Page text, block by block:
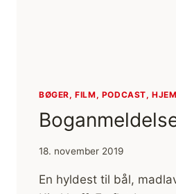
BØGER, FILM, PODCAST,
18. november 2019
En hyldest til bål,